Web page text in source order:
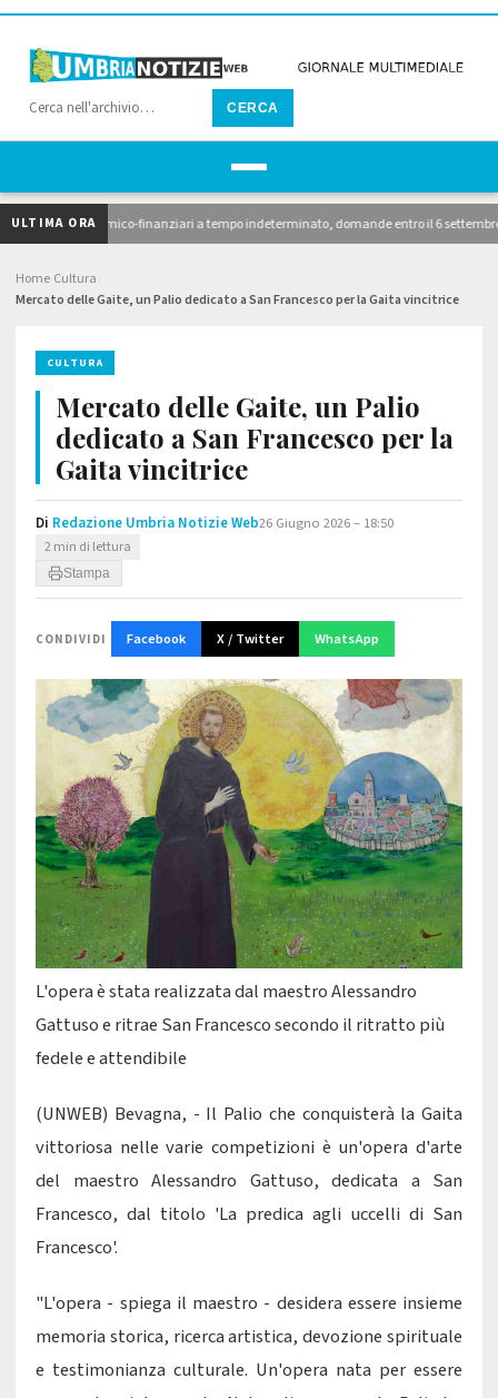
CERCA
ULTIMA ORA
economico-finanziari a tempo indeterminato, domande entro il 6 settembre. 10
Home Cultura
Mercato delle Gaite, un Palio dedicato a San Francesco per la Gaita vincitrice
CULTURA
Mercato delle Gaite, un Palio
dedicato a San Francesco per la
Gaita vincitrice
Di Redazione Umbria Notizie Web26 Giugno 2026 – 18:50
2 min di lettura
Stampa
CONDIVIDI Facebook X / Twitter WhatsApp
L'opera è stata realizzata dal maestro Alessandro
Gattuso e ritrae San Francesco secondo il ritratto più
fedele e attendibile
(UNWEB) Bevagna, - Il Palio che conquisterà la Gaita
vittoriosa nelle varie competizioni è un'opera d'arte
del maestro Alessandro Gattuso, dedicata a San
Francesco, dal titolo 'La predica agli uccelli di San
Francesco'.
"L'opera - spiega il maestro - desidera essere insieme
memoria storica, ricerca artistica, devozione spirituale
e testimonianza culturale. Un'opera nata per essere